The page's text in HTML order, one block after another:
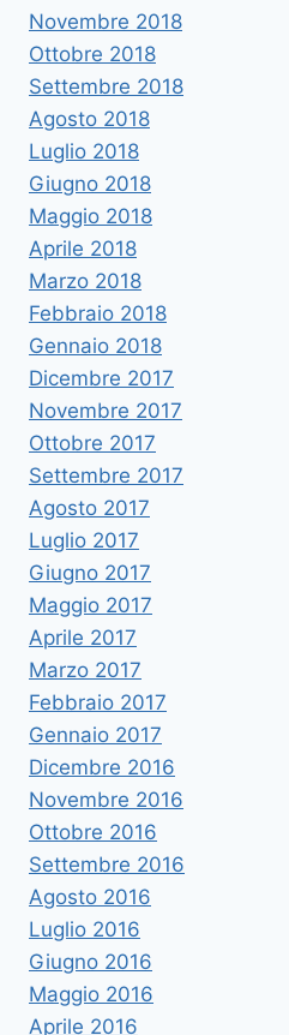
Novembre 2018
Ottobre 2018
Settembre 2018
Agosto 2018
Luglio 2018
Giugno 2018
Maggio 2018
Aprile 2018
Marzo 2018
Febbraio 2018
Gennaio 2018
Dicembre 2017
Novembre 2017
Ottobre 2017
Settembre 2017
Agosto 2017
Luglio 2017
Giugno 2017
Maggio 2017
Aprile 2017
Marzo 2017
Febbraio 2017
Gennaio 2017
Dicembre 2016
Novembre 2016
Ottobre 2016
Settembre 2016
Agosto 2016
Luglio 2016
Giugno 2016
Maggio 2016
Aprile 2016